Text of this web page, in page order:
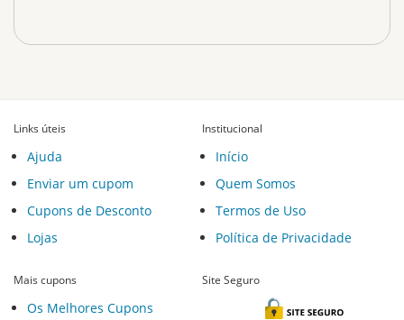
Links úteis
Ajuda
Enviar um cupom
Cupons de Desconto
Lojas
Institucional
Início
Quem Somos
Termos de Uso
Política de Privacidade
Mais cupons
Os Melhores Cupons
Site Seguro